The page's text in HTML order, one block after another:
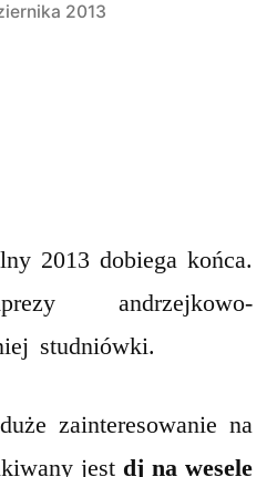
2013
2013 dobiega końca.
andrzejkowo-
studniówki.
zainteresowanie na
jest dj na wesele